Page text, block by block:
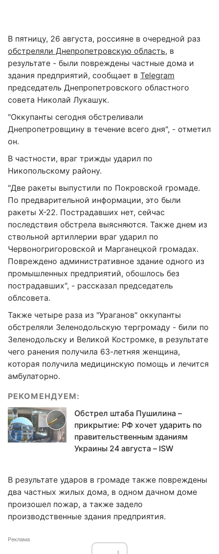
В пятницу, 26 августа, россияне в очередной раз
обстреляли Днепропетровскую область, в
результате - были повреждены частные дома и
здания предприятий, сообщает в Telegram
председатель Днепропетровского областного
совета Николай Лукашук.
"Оккупанты сегодня обстреливали
Днепропетровщину в течение всего дня", - отметил
он.
В частности, враг трижды ударил по
Никопольскому району.
"Две ракеты выпустили по Покровской громаде.
По предварительной информации, это были
ракеты Х-22. Пострадавших нет, сейчас
последствия обстрела выясняются. Также днем из
ствольной артиллерии враг ударил по
Червоногригоровской и Марганецкой громадах.
Повреждено административное здание одного из
промышленных предприятий, обошлось без
пострадавших", - рассказал председатель
облсовета.
Также четыре раза из "Ураганов" оккупанты
обстреляли Зеленодольскую тергромаду - били по
Зеленодольску и Великой Костромке, в результате
чего ранения получила 63-летняя женщина,
которая получила медицинскую помощь и лечится
амбулаторно.
РЕКОМЕНДУЕМ:
Обстрел штаба Пушилина –
прикрытие: РФ хочет ударить по
правительственным зданиям
Украины 24 августа – ISW
В результате ударов в громаде также повреждены
два частных жилых дома, в одном дачном доме
произошел пожар, а также задело
производственные здания предприятия.
Реклама